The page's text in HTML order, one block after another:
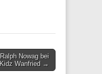
Nowag bei
Kidz Wanfried →